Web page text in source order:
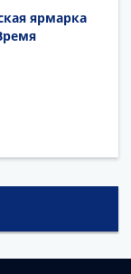
ярмарка